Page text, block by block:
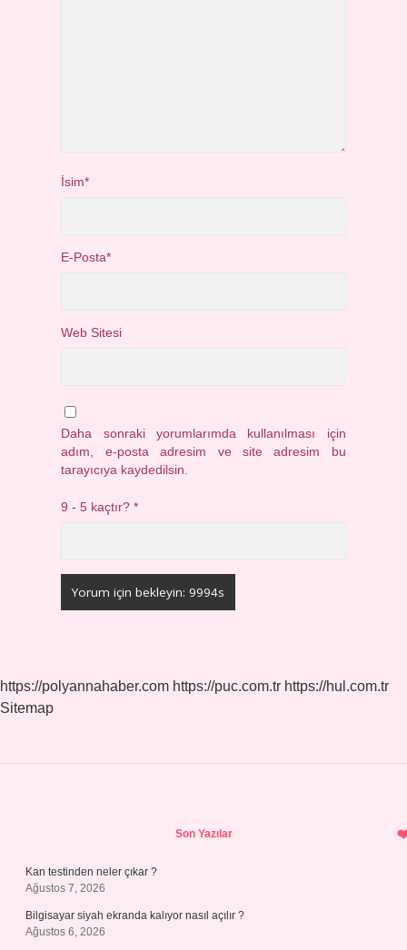
İsim*
E-Posta*
Web Sitesi
Daha sonraki yorumlarımda kullanılması için
adım, e-posta adresim ve site adresim bu
tarayıcıya kaydedilsin.
9 - 5 kaçtır?*
https://polyannahaber.com https://puc.com.tr https://hul.com.tr
Sitemap
Son Yazılar
Kan testinden neler çıkar ?
Ağustos 7, 2026
Bilgisayar siyah ekranda kalıyor nasıl açılır ?
Ağustos 6, 2026